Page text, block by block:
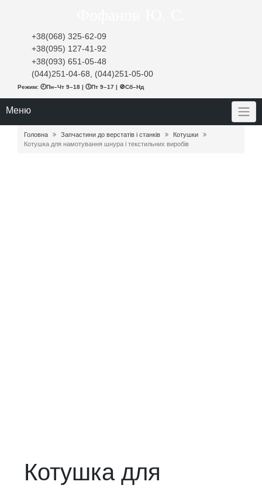
+38(068) 325-62-09
+38(095) 127-41-92
+38(093) 651-05-48
(044)251-04-68, (044)251-05-00
Режим: 🕘Пн–Чт 9–18 | 🕔Пт 9–17 | 🚫Сб–Нд
Меню
Головна Запчастини до верстатів і станків
Котушки
Котушка для намотування шнура і текстильних виробів
Котушка для